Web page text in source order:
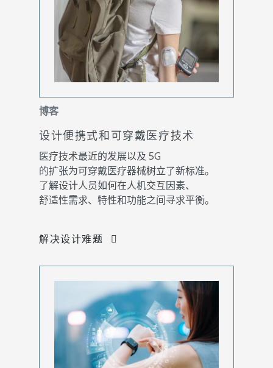
博客
设计便携式和可穿戴医疗技术
医疗技术最近的发展以及 5G
的扩张为可穿戴医疗器械树立了新标准。
了解设计人员如何在人机交互因素、
舒适性需求、特性和功能之间寻求平衡。
解决设计难题